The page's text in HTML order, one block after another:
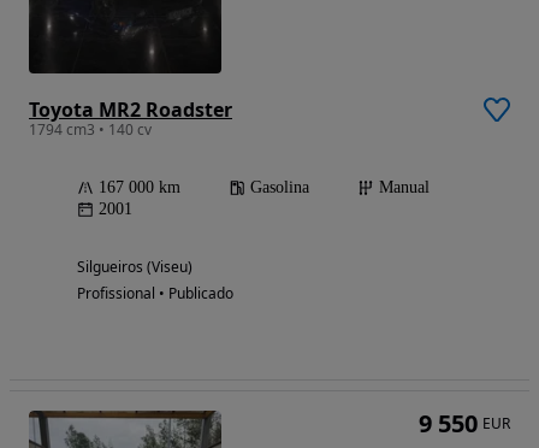
Toyota MR2 Roadster
1794 cm3 • 140 cv
167 000 km Gasolina
Manual
2001
Silgueiros (Viseu)
Profissional • Publicado
9 550 EUR